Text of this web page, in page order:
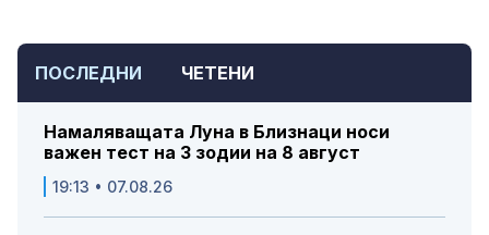
ПОСЛЕДНИ ЧЕТЕНИ
Намаляващата Луна в Близнаци носи
важен тест на 3 зодии на 8 август
19:13 • 07.08.26